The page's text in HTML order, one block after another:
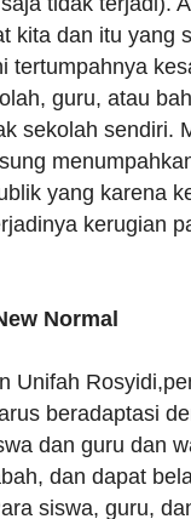
kita dan itu yang
tertumpahnya
guru, atau
sekolah sendiri.
yang karena
kerugian
Normal
Unifah
beradaptasi
dan guru dan
dan dapat
siswa, guru,